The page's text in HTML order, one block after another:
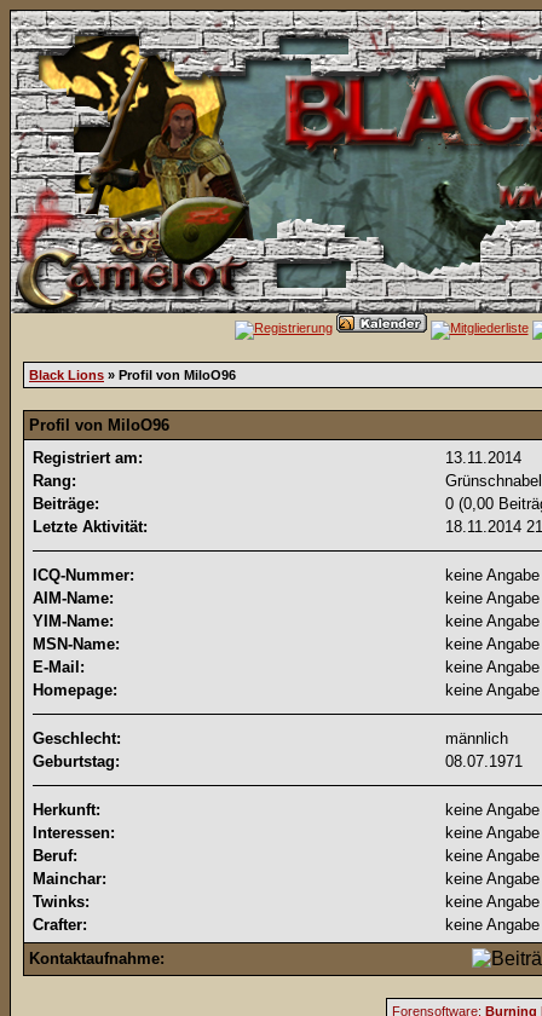
Black Lions » Profil von MiloO96
Profil von MiloO96
Registriert am:
13.11.2014
Rang:
Beiträge:
0 (0,00
Letzte Aktivität:
18.11.2014
ICQ-Nummer:
keine Angabe
AIM-Name:
keine Angabe
YIM-Name:
keine Angabe
MSN-Name:
keine Angabe
E-Mail:
keine Angabe
Homepage:
keine Angabe
Geschlecht:
männlich
Geburtstag:
08.07.1971
Herkunft:
keine Angabe
Interessen:
keine Angabe
Beruf:
keine Angabe
Mainchar:
keine Angabe
Twinks:
keine Angabe
Crafter:
keine Angabe
Kontaktaufnahme:
Forensoftware: Burning